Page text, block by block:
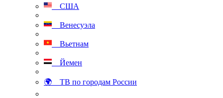
США
Венесуэла
Вьетнам
Йемен
🌍 ТВ по городам России